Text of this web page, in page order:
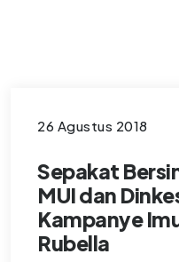
26 Agustus 2018
Sepakat
MUI dan
Kampanye
Rubella